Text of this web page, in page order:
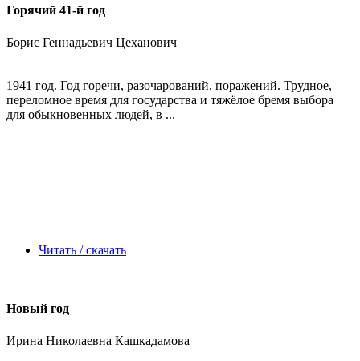
Горячий 41-й год
Борис Геннадьевич Цеханович
1941 год. Год горечи, разочарований, поражений. Трудное,
переломное время для государства и тяжёлое бремя выбора
для обыкновенных людей, в ...
Читать / скачать
Новый год
Ирина Николаевна Кашкадамова